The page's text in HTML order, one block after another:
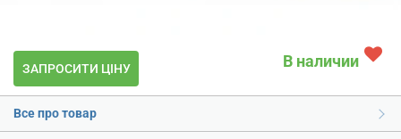
ЗАПРОСИТИ ЦІНУ В наличии
Все про товар